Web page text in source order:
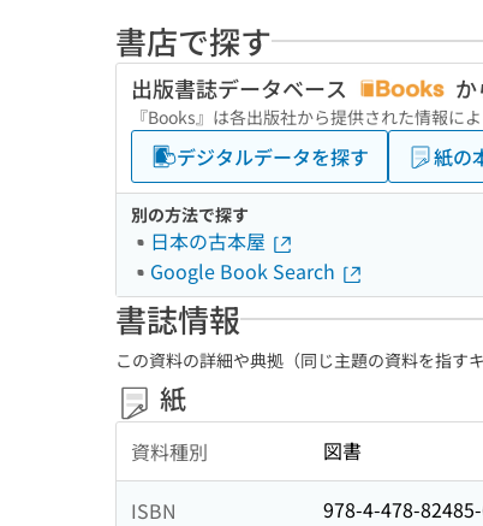
書店で探す
出版書誌データベース
『Books』は各出版社から提供された情報に
デジタルデータを探す 紙の
別の方法で探す
日本の古本屋
Google Book Search
書誌情報
この資料の詳細や典拠（同じ主題の資料を指す
紙
資料種別 図書
ISBN 978-4-478-